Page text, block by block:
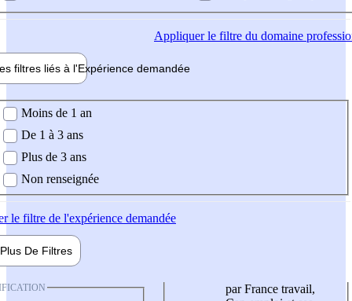
Appliquerle filtre du domaine
filtres liés à l'Expérience demandée
demandée
Moins de 1 an
De 1 à 3 ans
Plus de 3 ans
Non renseignée
le filtre de l'expérience demandée
Plus De Filtres
par France travail,